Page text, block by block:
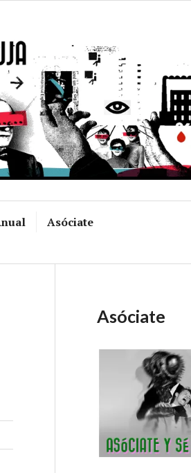
Asóciate
Asóciate